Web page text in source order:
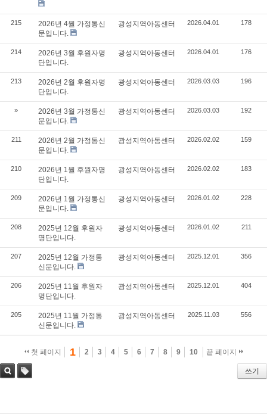
215
2026년 4월 가정통신
문입니다.
광성지역아동센터 2026.04.01 178
214
2026년 3월 후원자명
단입니다.
광성지역아동센터 2026.04.01 176
213
2026년 2월 후원자명
단입니다.
광성지역아동센터 2026.03.03 196
»
2026년 3월 가정통신
문입니다.
광성지역아동센터 2026.03.03 192
211
2026년 2월 가정통신
문입니다.
광성지역아동센터 2026.02.02 159
210
2026년 1월 후원자명
단입니다.
광성지역아동센터 2026.02.02 183
209
2026년 1월 가정통신
문입니다.
광성지역아동센터 2026.01.02 228
208
2025년 12월 후원자
명단입니다.
광성지역아동센터 2026.01.02 211
207
2025년 12월 가정통
신문입니다.
광성지역아동센터 2025.12.01 356
206
2025년 11월 후원자
명단입니다.
광성지역아동센터 2025.12.01 404
205
2025년 11월 가정통
신문입니다.
광성지역아동센터 2025.11.03 556
첫 페이지 1 2 3 4 5 6 7 8 9 10 끝 페이지
쓰기